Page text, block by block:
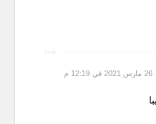
26 مارس 2021 في 12:19 م